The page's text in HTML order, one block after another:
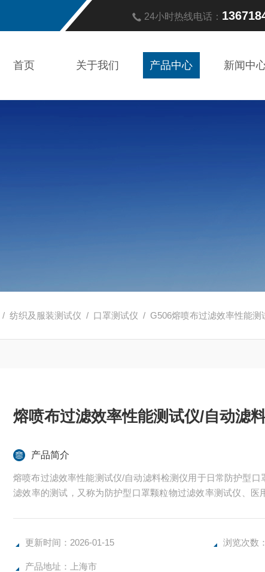
24小时热线电话：
首页 关于我们 产品中心 新闻中
/纺织及服装测试仪 / 口罩测试仪 / G506熔喷布过滤效率性能测
熔喷布过滤效率性能测试仪/自动滤
产品简介
熔喷布过滤效率性能测试仪/自动滤料检测仪用于日常防护型
滤效率的测试，又称为防护型口罩颗粒物过滤效率测试仪、医
更新时间：2026-01-15 浏览次数
产品地址：上海市